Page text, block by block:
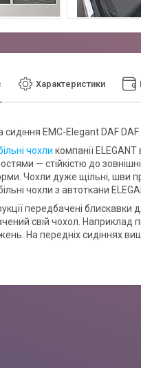
Характеристики
сидіння EMC-Elegant DAF
чохли компанії
— стійкістю до
Чохли дуже щільні, шви
чохли з автоткани
передбачені блискавки
свій чохол. Наприклад
На передніх сидіннях